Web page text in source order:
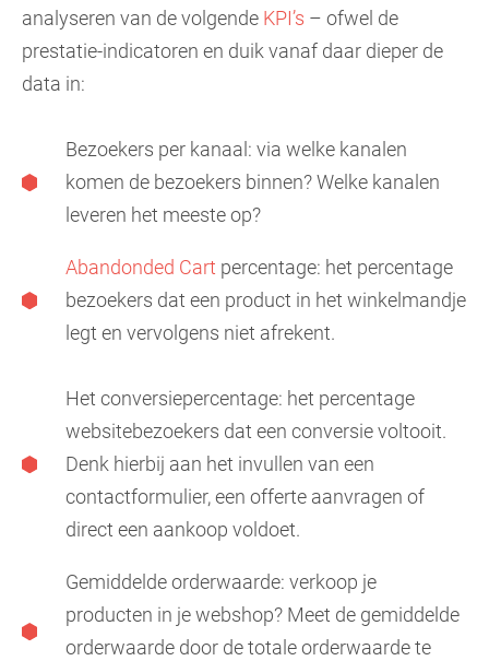
analyseren van de volgende KPI’s – ofwel de
prestatie-indicatoren en duik vanaf daar dieper de
data in:
Bezoekers per kanaal: via welke kanalen
komen de bezoekers binnen? Welke kanalen
leveren het meeste op?
Abandonded Cart percentage: het percentage
bezoekers dat een product in het winkelmandje
legt en vervolgens niet afrekent.
Het conversiepercentage: het percentage
websitebezoekers dat een conversie voltooit.
Denk hierbij aan het invullen van een
contactformulier, een offerte aanvragen of
direct een aankoop voldoet.
Gemiddelde orderwaarde: verkoop je
producten in je webshop? Meet de gemiddelde
orderwaarde door de totale orderwaarde te